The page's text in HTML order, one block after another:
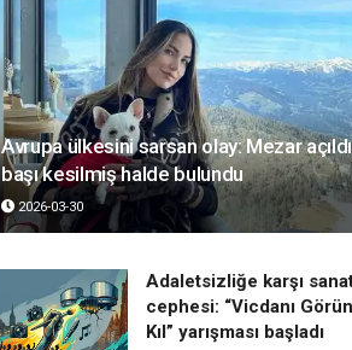
Avrupa ülkesini sarsan olay: Mezar
başı kesilmiş halde bulundu
2026-03-30
Adaletsizliğe karşı
cephesi: “Vicdanı
Kıl” yarışması başladı